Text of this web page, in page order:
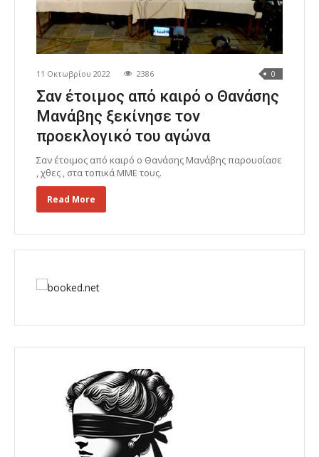
11 Οκτωβρίου 2022 2386 0
Σαν έτοιμος από καιρό ο Θανάσης
Μανάβης ξεκίνησε τον
προεκλογικό του αγώνα
Σαν έτοιμος από καιρό ο Θανάσης Μανάβης παρουσίασε
, χθες , στα τοπικά ΜΜΕ τους.
Read More